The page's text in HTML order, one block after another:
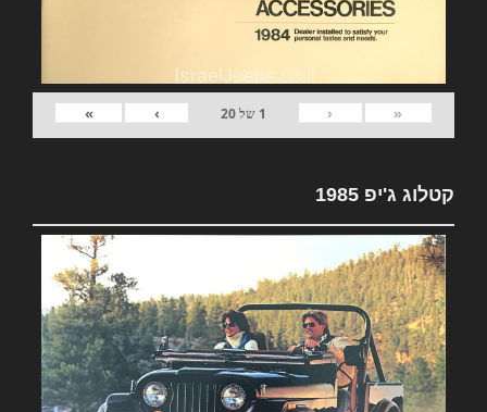
«
‹
1 של20
›
»
קטלוג ג'יפ 1985